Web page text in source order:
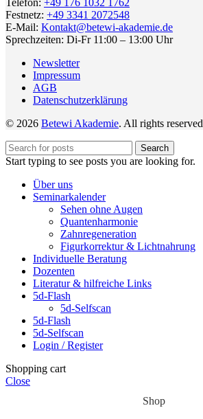
Festnetz: +49 3341 2072548
E-Mail: Kontakt@betewi-akademie.de
Sprechzeiten: Di-Fr 11:00 – 13:00 Uhr
Newsletter
Impressum
AGB
Datenschutzerklärung
© 2026 Betewi Akademie. All rights reserved
Search
Start typing to see posts you are looking for.
Über uns
Seminarkalender
Sehen ohne Augen
Quantenharmonie
Zahnregeneration
Figurkorrektur & Lichtnahrung
Individuelle Beratung
Dozenten
Literatur & hilfreiche Links
5d-Flash
5d-Selfscan
5d-Flash
5d-Selfscan
Login / Register
Shopping cart
Close
Shop